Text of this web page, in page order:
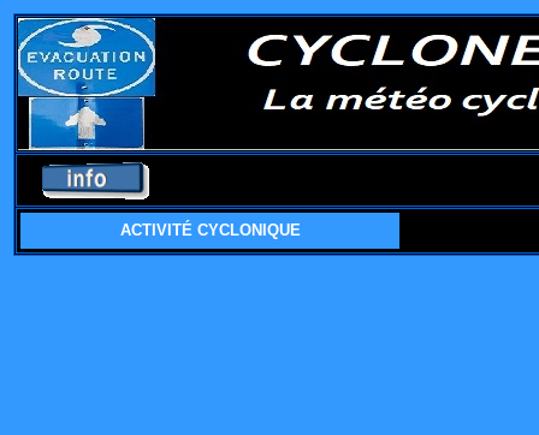
ACTIVITÉ CYCLONIQUE